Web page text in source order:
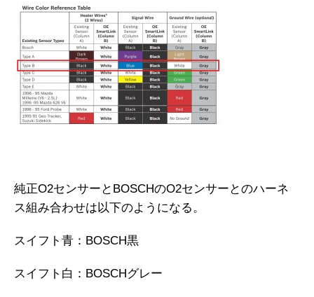
純正O2センサーとBOSCHのO2センサーとのハーネ
ス組み合わせは以下のようになる。
スイフト青：BOSCH黒
スイフト白：BOSCHグレー